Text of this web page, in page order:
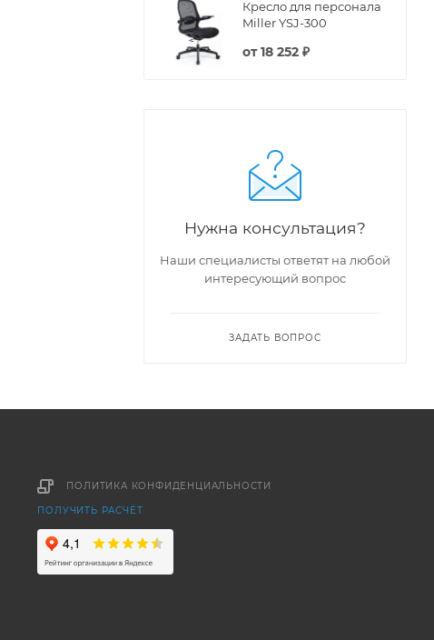
Кресло для персонала
Miller YSJ-300
от18 252 ₽
Нужна консультация?
Наши специалисты ответят на любой
интересующий вопрос
ЗАДАТЬ ВОПРОС
ПОЛИТИКА КОНФИДЕНЦИАЛЬНОСТИ
ПОЛУЧИТЬ РАСЧЁТ